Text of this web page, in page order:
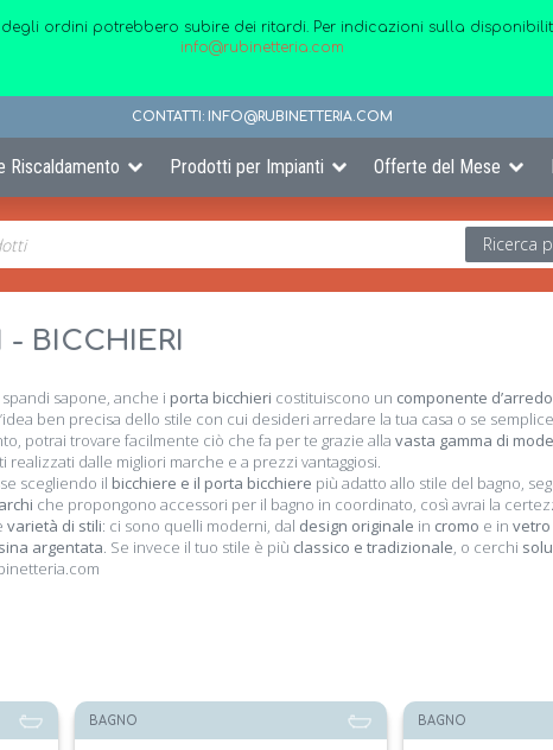
ordini potrebbero subire dei ritardi. Per indicazioni sulla
info@rubinetteria.com
CONTATTI: INFO@RUBINETTERIA.COM
Riscaldamento Prodotti per Impianti Offerte del Mese
Ricerca
- BICCHIERI
sapone, anche i porta bicchieri costituiscono un componente d’arredo
ben precisa dello stile con cui desideri arredare la tua casa o se
potrai trovare facilmente ciò che fa per te grazie alla vasta gamma di
dalle migliori marche e a prezzi vantaggiosi.
scegliendo il bicchiere e il porta bicchiere più adatto allo stile del bagno,
che propongono accessori per il bagno in coordinato, così avrai la
varietà di stili: ci sono quelli moderni, dal design originale in cromo e in
argentata. Se invece il tuo stile è più classico e tradizionale, o cerchi
BAGNO BAGNO